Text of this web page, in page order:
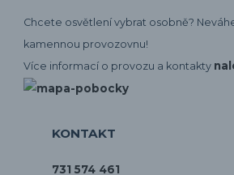
Chcete osvětlení vybrat osobně?
kamennou provozovnu!
Více informací o provozu a kontakty
KONTAKT
731 574 461